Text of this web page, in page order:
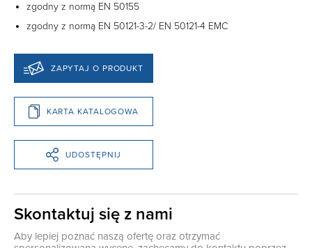
zgodny z normą EN 50155
zgodny z normą EN 50121-3-2/ EN 50121-4 EMC
ZAPYTAJ O PRODUKT
KARTA KATALOGOWA
UDOSTĘPNIJ
Skontaktuj się z nami
Aby lepiej poznać naszą ofertę oraz otrzymać